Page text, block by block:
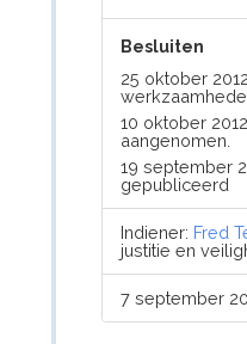
Besluiten
25 oktober
10 oktober
aangenomen.
19 september
gepubliceerd
Indiener: Fred
justitie en
7 september